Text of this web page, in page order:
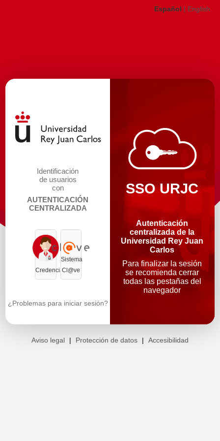
Español | English
Identificación
de usuarios
con
AUTENTICACIÓN
CENTRALIZADA
Credenciales
Sistema
Cl@ve
¿Problemas para iniciar sesión?
SSO URJC
Autenticación
centralizada de la
Universidad Rey Juan
Carlos
Para finalizar la sesión
se recomienda cerrar
todas las pestañas del
navegador
Aviso legal | Protección de datos | Accesibilidad